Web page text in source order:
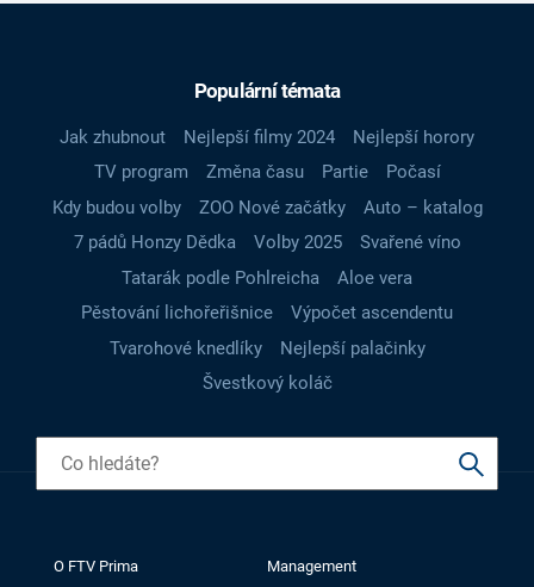
Populární témata
Jak zhubnout Nejlepší filmy 2024
Nejlepší horory
TV program
Změna času Partie
Počasí
Kdy budou volby
ZOO Nové začátky
Auto – katalog
7 pádů Honzy Dědka
Volby 2025
Svařené víno
Tatarák podle Pohlreicha
Aloe vera
Pěstování lichořeřišnice
Výpočet ascendentu
Tvarohové knedlíky
Nejlepší palačinky
Švestkový koláč
O FTV Prima
Management